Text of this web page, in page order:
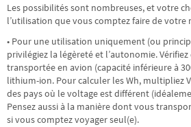
Les possibilités sont nombreuses, et votre
l’utilisation que vous comptez faire de
• Pour une utilisation uniquement (ou
privilégiez la légèreté et l’autonomie.
transportée en avion (capacité inférieure à
lithium-ion. Pour calculer les Wh, multipliez
des pays où le voltage est différent
Pensez aussi à la manière dont vous
si vous comptez voyager seul(e).